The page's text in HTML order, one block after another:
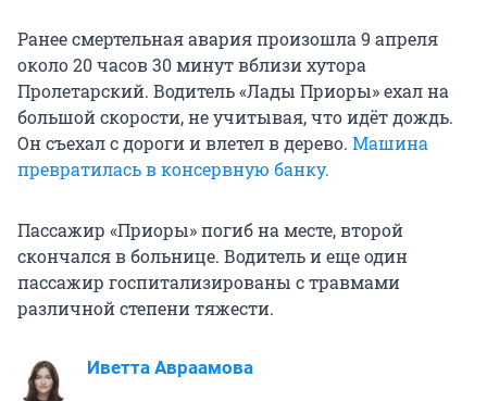
Ранее смертельная авария произошла 9 апреля
около 20 часов 30 минут вблизи хутора
Пролетарский. Водитель «Лады Приоры» ехал на
большой скорости, не учитывая, что идёт дождь.
Он съехал с дороги и влетел в дерево. Машина
превратилась в консервную банку.
Пассажир «Приоры» погиб на месте, второй
скончался в больнице. Водитель и еще один
пассажир госпитализированы с травмами
различной степени тяжести.
Иветта Авраамова